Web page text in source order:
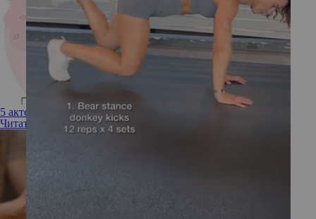
5 актерских навыков, которые пригодятся каждому
Читать полностью